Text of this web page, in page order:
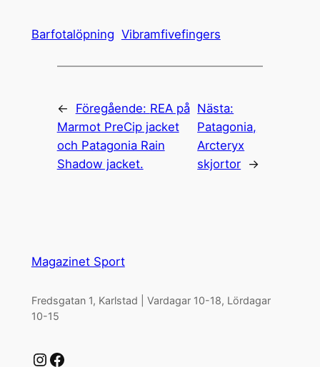
Barfotalöpning Vibramfivefingers
← Föregående: REA på
Marmot PreCip jacket
och Patagonia Rain
Shadow jacket.
Nästa:
Patagonia,
Arcteryx
skjortor →
Magazinet Sport
Fredsgatan 1, Karlstad | Vardagar 10-18, Lördagar
10-15
Instagram Facebook